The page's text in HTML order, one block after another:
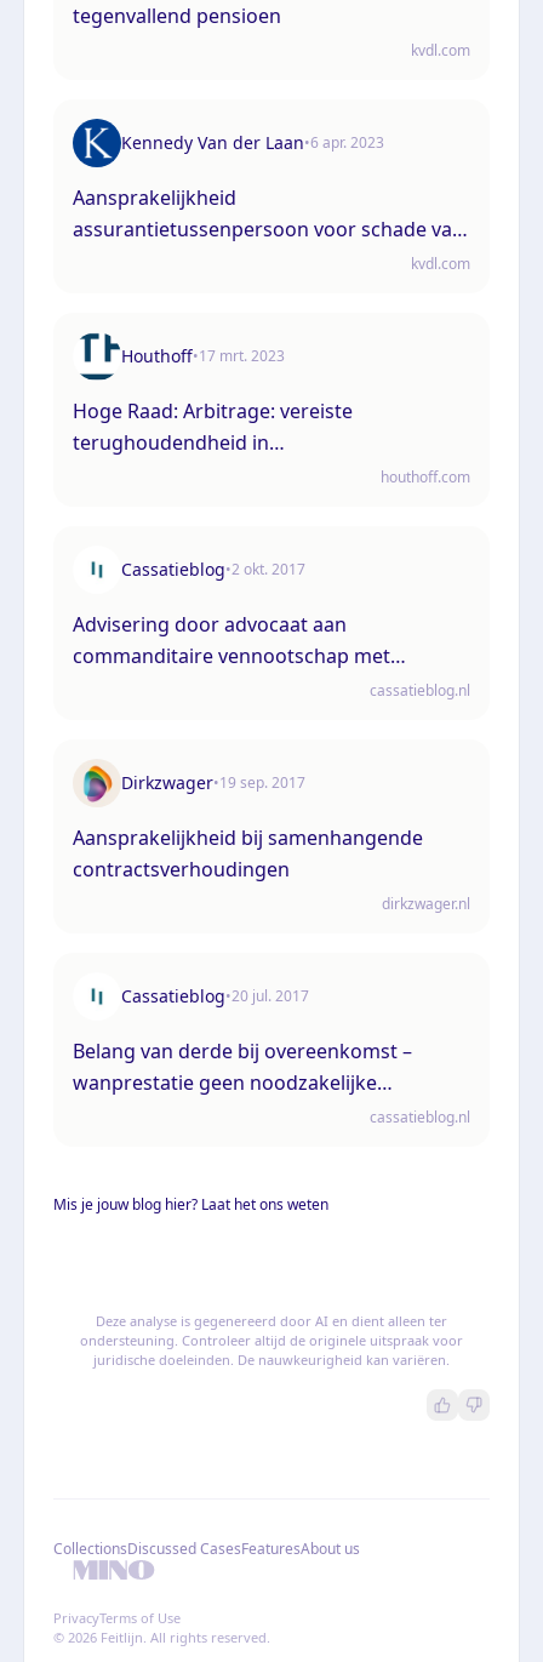
tegenvallend pensioen
kvdl.com
Kennedy Van der Laan•6 apr. 2023
Aansprakelijkheid
assurantietussenpersoon voor schade van
kvdl.com
Houthoff•17 mrt. 2023
Hoge Raad: Arbitrage: vereiste
terughoudendheid in
houthoff.com
Cassatieblog•2 okt. 2017
Advisering door advocaat aan
commanditaire vennootschap met
tegenstrijdig belang tussen beherend en
cassatieblog.nl
Dirkzwager•19 sep. 2017
Aansprakelijkheid bij samenhangende
contractsverhoudingen
dirkzwager.nl
Cassatieblog•20 jul. 2017
Belang van derde bij overeenkomst –
wanprestatie geen noodzakelijke
voorwaarde voor aansprakelijkheid jegens
cassatieblog.nl
Mis je jouw blog hier? Laat het ons weten
Deze analyse is gegenereerd door AI en dient alleen ter
ondersteuning. Controleer altijd de originele uitspraak voor
juridische doeleinden. De nauwkeurigheid kan variëren.
CollectionsDiscussed CasesFeaturesAbout us
PrivacyTerms of Use
© 2026 Feitlijn. All rights reserved.